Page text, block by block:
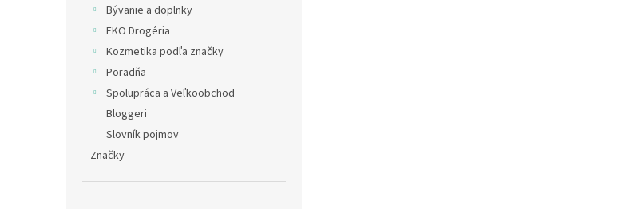
Bývanie a doplnky
EKO Drogéria
Kozmetika podľa značky
Poradňa
Spolupráca a Veľkoobchod
Bloggeri
Slovník pojmov
Značky